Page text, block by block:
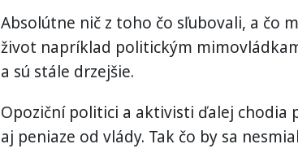
Absolútne nič z toho čo sľubovali, a čo
život napríklad politickým
a sú stále drzejšie.
Opoziční politici a aktivisti ďalej chodia
aj peniaze od vlády. Tak čo by sa